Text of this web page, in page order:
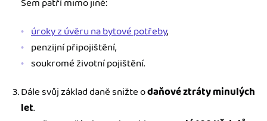
úroky z úvěru na bytové potřeby,
penzijní připojištění,
soukromé životní pojištění.
Dále svůj základ daně snižte odaňové ztráty minulých
let.